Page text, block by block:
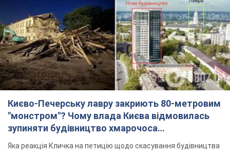
Києво-Печерську лавру закриють 80-метровим
"монстром"? Чому влада Києва відмовилась
зупиняти будівництво хмарочоса
"московського вірянина"
Яка реакція Кличка на петицію щодо скасування будівництва